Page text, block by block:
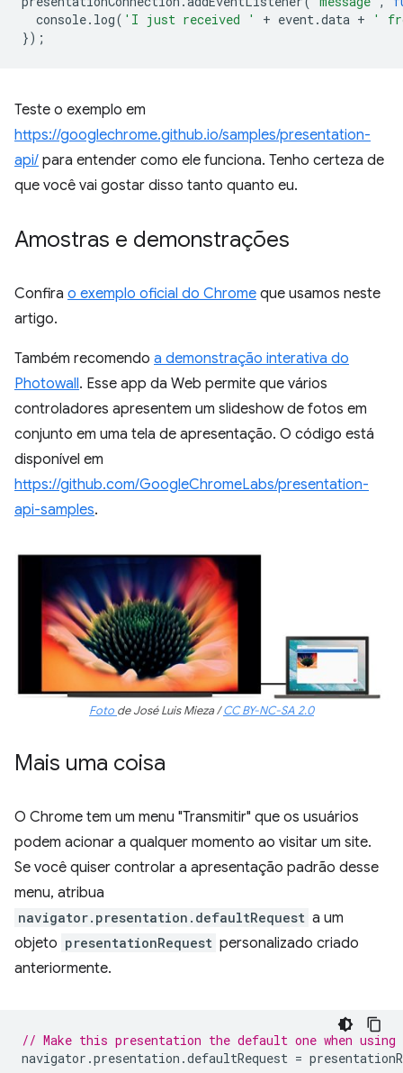
console. log( 'I just received ' + event.data +
'
});
Teste o exemplo em
https://googlechrome.github.io/samples/presentation-
api/ para entender como ele funciona. Tenho certeza de
que você vai gostar disso tanto quanto eu.
Amostras e demonstrações
Confira o exemplo oficial do Chrome que usamos neste
artigo.
Também recomendo a demonstração interativa do
Photowall. Esse app da Web permite que vários
controladores apresentem um slideshow de fotos em
conjunto em uma tela de apresentação. O código está
disponível em
https://github.com/GoogleChromeLabs/presentation-
api-samples.
Foto de José Luis Mieza /CC BY-NC-SA 2.0
Mais uma coisa
O Chrome tem um menu "Transmitir" que os usuários
podem acionar a qualquer momento ao visitar um site.
Se você quiser controlar a apresentação padrão desse
menu, atribua
navigator.presentation.defaultRequest a um
objeto presentationRequest personalizado criado
anteriormente.
// Make this presentation the default one when using
navigator .presentation .defaultRequest =